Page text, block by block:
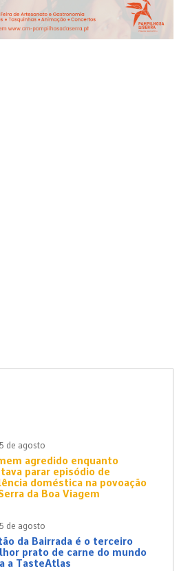
de agosto
agredido enquanto
parar episódio de
doméstica na povoação
da Boa Viagem
de agosto
da Bairrada é o terceiro
prato de carne do mundo
a TasteAtlas